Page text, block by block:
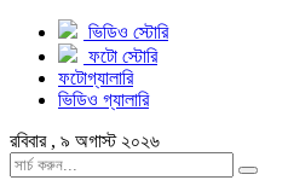
ভিডিও স্টোরি
ফটো স্টোরি
ফটোগ্যালারি
ভিডিও গ্যালারি
রবিবার , ৯ অগাস্ট ২০২৬